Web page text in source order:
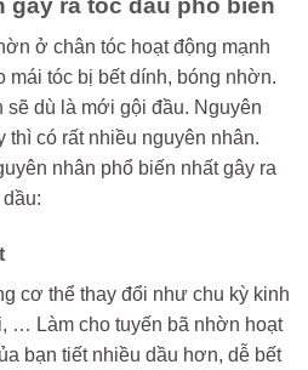
ở chân tóc hoạt động mạnh
mái tóc bị bết dính, bóng nhờn.
sẽ dù là mới gội đầu. Nguyên
thì có rất nhiều nguyên nhân.
nhân phổ biến nhất gây ra
cơ thể thay đổi như chu kỳ kinh
… Làm cho tuyến bã nhờn hoạt
bạn tiết nhiều dầu hơn, dễ bết